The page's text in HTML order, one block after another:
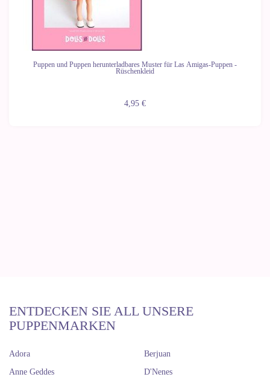
Puppen und Puppen herunterladbares Muster für Las Amigas-Puppen -
Rüschenkleid
4,95 €
ENTDECKEN SIE ALL UNSERE
PUPPENMARKEN
Adora
Anne Geddes
Berjuan
D'Nenes